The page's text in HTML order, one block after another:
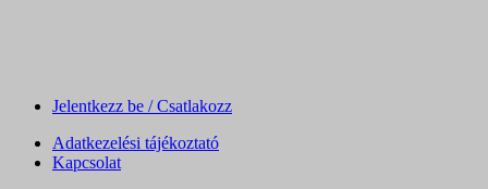
Jelentkezz be / Csatlakozz
Adatkezelési tájékoztató
Kapcsolat